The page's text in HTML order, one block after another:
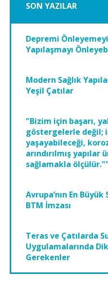
SON YAZILAR
Depremi
Yapılaşmayı
Modern Sağlık
Yeşil Çatılar
"Bizim için başarı,
göstergelerle değil;
yaşayabileceği,
arındırılmış
sağlamakla
Avrupa’nın En
BTM İmzası
Teras ve Çatılarda
Uygulamalarında
Gerekenler